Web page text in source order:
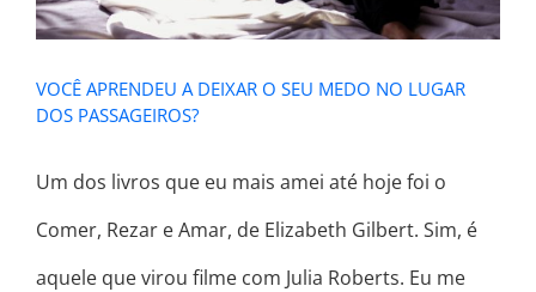
VOCÊ APRENDEU A DEIXAR O SEU MEDO NO LUGAR
DOS PASSAGEIROS?
Um dos livros que eu mais amei até hoje foi o
Comer, Rezar e Amar, de Elizabeth Gilbert. Sim, é
aquele que virou filme com Julia Roberts. Eu me